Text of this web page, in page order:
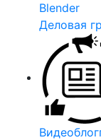
Blender
Деловая